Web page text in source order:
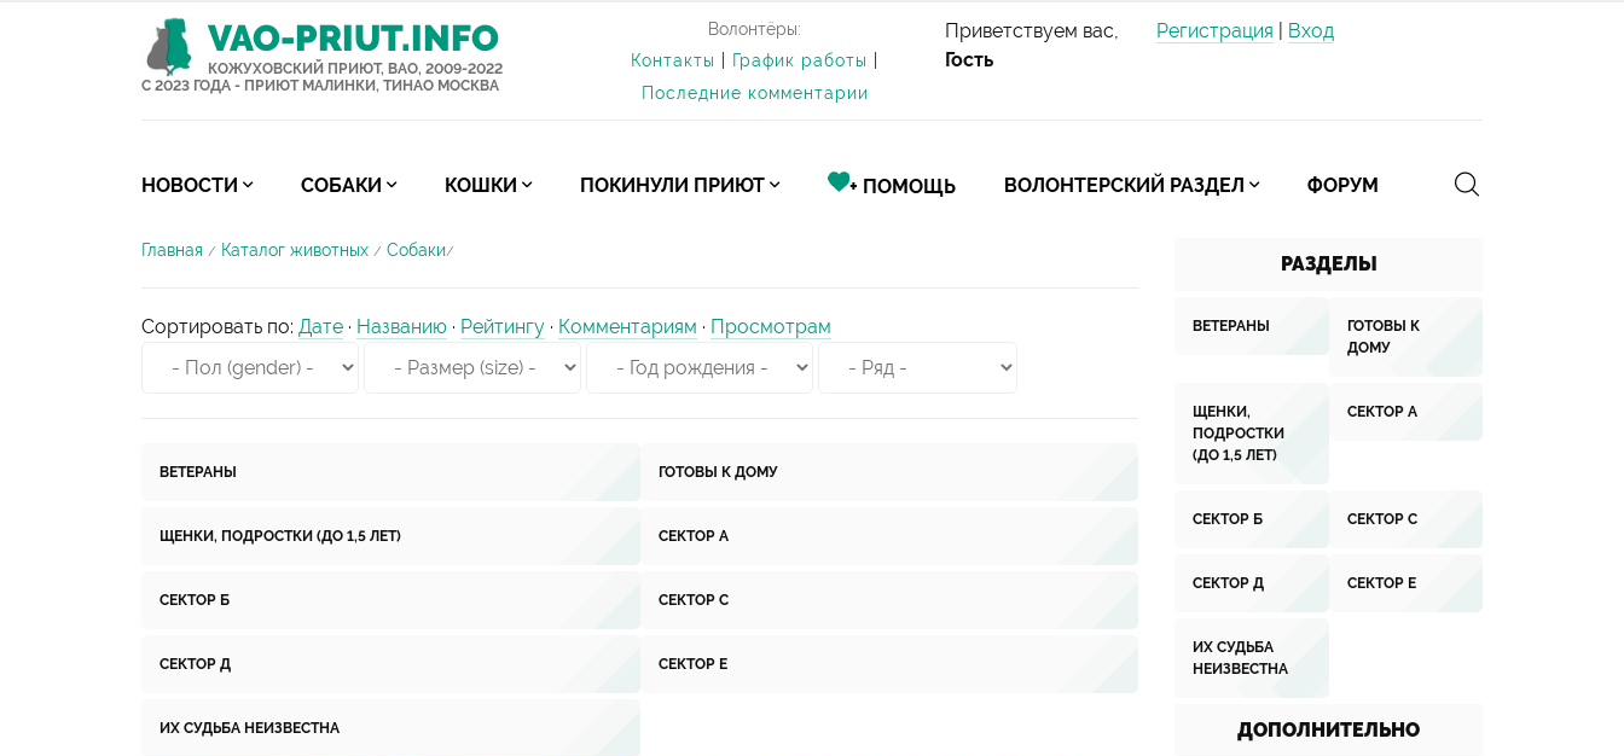
VAO-PRIUT.INFO
КОЖУХОВСКИЙ ПРИЮТ, ВАО, 2009-2022
С 2023 ГОДА - ПРИЮТ МАЛИНКИ, ТИНАО МОСКВА
Волонтёры:
Контакты
График работы
Последние комментарии
Приветствуем вас,
Гость
Регистрация Вход
НОВОСТИ СОБАКИ КОШКИ ПОКИНУЛИ ПРИЮТ + ПОМОЩЬ ВОЛОНТЕРСКИЙ РАЗДЕЛ ФОРУМ
Главная / Каталог животных / Собаки/
Сортировать по: Дате · Названию · Рейтингу · Комментариям · Просмотрам
ВЕТЕРАНЫ ГОТОВЫ К ДОМУ
ЩЕНКИ, ПОДРОСТКИ (ДО 1,5 ЛЕТ) СЕКТОР А
СЕКТОР Б СЕКТОР С
СЕКТОР Д СЕКТОР Е
ИХ СУДЬБА НЕИЗВЕСТНА
РАЗДЕЛЫ
ВЕТЕРАНЫ
ГОТОВЫ К
ДОМУ
ЩЕНКИ,
ПОДРОСТКИ
(ДО 1,5 ЛЕТ)
СЕКТОР А
СЕКТОР Б СЕКТОР С
СЕКТОР Д СЕКТОР Е
ИХ СУДЬБА
НЕИЗВЕСТНА
ДОПОЛНИТЕЛЬНО